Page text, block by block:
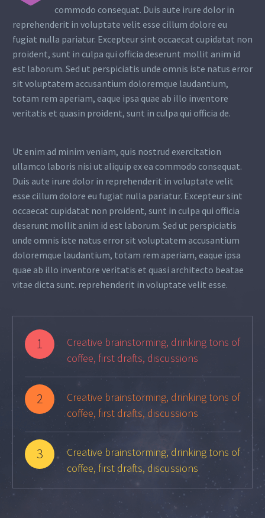
commodo consequat. Duis aute irure dolor in
reprehenderit in voluptate velit esse cillum dolore eu
fugiat nulla pariatur. Excepteur sint occaecat cupidatat non
proident, sunt in culpa qui officia deserunt mollit anim id
est laborum. Sed ut perspiciatis unde omnis iste natus error
sit voluptatem accusantium doloremque laudantium,
totam rem aperiam, eaque ipsa quae ab illo inventore
veritatis et quasin proident, sunt in culpa qui officia de.
Ut enim ad minim veniam, quis nostrud exercitation
ullamco laboris nisi ut aliquip ex ea commodo consequat.
Duis aute irure dolor in reprehenderit in voluptate velit
esse cillum dolore eu fugiat nulla pariatur. Excepteur sint
occaecat cupidatat non proident, sunt in culpa qui officia
deserunt mollit anim id est laborum. Sed ut perspiciatis
unde omnis iste natus error sit voluptatem accusantium
doloremque laudantium, totam rem aperiam, eaque ipsa
quae ab illo inventore veritatis et quasi architecto beatae
vitae dicta sunt. reprehenderit in voluptate velit esse.
1
Creative brainstorming, drinking tons of
coffee, first drafts, discussions
2
Creative brainstorming, drinking tons of
coffee, first drafts, discussions
3
Creative brainstorming, drinking tons of
coffee, first drafts, discussions